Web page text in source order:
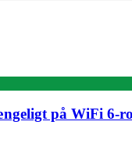
på WiFi 6-